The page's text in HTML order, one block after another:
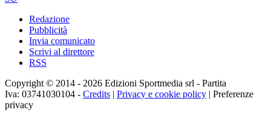
Redazione
Pubblicità
Invia comunicato
Scrivi al direttore
RSS
Copyright © 2014 - 2026 Edizioni Sportmedia srl - Partita
Iva: 03741030104 - Credits | Privacy e cookie policy | Preferenze
privacy